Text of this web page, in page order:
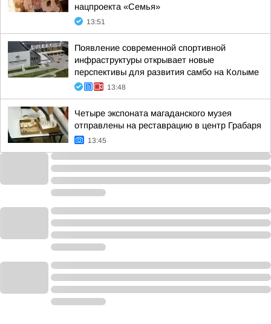
нацпроекта «Семья»
13:51
Появление современной спортивной
инфраструктуры открывает новые
перспективы для развития самбо на Колыме
13:48
Четыре экспоната магаданского музея
отправлены на реставрацию в центр Грабаря
13:45